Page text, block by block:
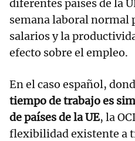
diferentes países de la
semana laboral normal
salarios y la
efecto sobre el empleo.
En el caso español,
tiempo de trabajo es
de países de la UE, la
flexibilidad existente a